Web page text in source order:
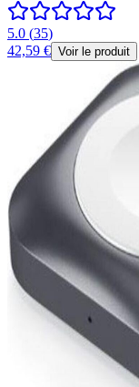
5.0 (35)
42,59 € Voir le produit